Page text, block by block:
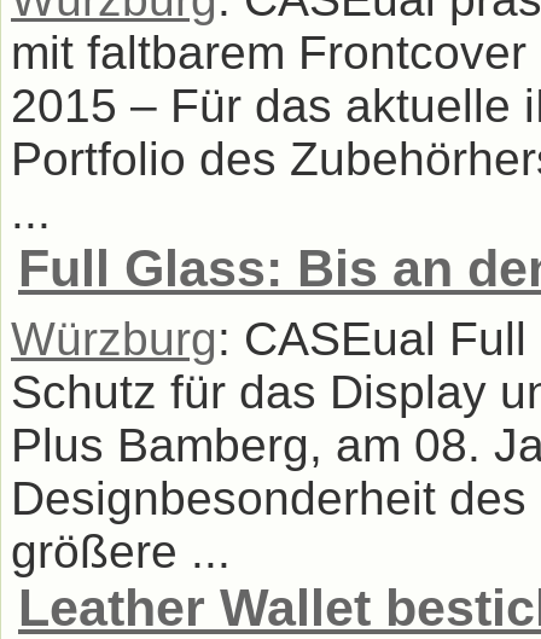
mit faltbarem
2015 – Für das aktuelle
Portfolio des
...
Full Glass: Bis an
Würzburg: CASEual
Schutz für das Display
Plus Bamberg, am 08.
Designbesonderheit
größere ...
Leather Wallet